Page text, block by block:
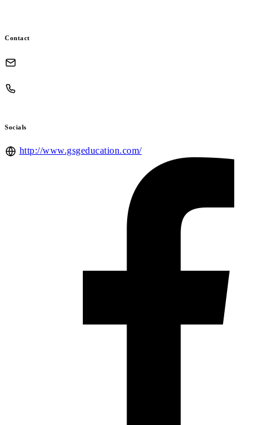
Contact
Socials
http://www.gsgeducation.com/